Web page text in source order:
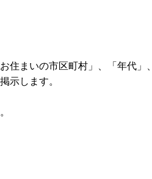
住まいの市区町村」、「年代」、
示します。